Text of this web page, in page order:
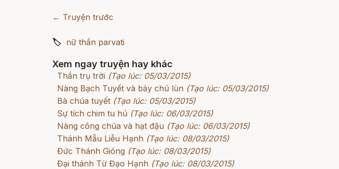
← Truyện trước
🏷 nữ thần parvati
Xem ngay truyện hay khác
Thần trụ trời (Tạo lúc: 05/03/2015)
Nàng Bạch Tuyết và bảy chú lùn (Tạo lúc: 05/03/2015)
Bà chúa tuyết (Tạo lúc: 05/03/2015)
Sự tích chim tu hú (Tạo lúc: 06/03/2015)
Nàng công chúa và hạt đậu (Tạo lúc: 06/03/2015)
Thánh Mẫu Liễu Hạnh (Tạo lúc: 08/03/2015)
Đức Thánh Gióng (Tạo lúc: 08/03/2015)
Đại thánh Từ Đạo Hạnh (Tạo lúc: 08/03/2015)